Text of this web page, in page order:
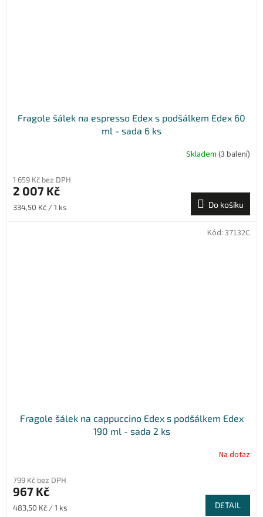
Fragole šálek na espresso Edex s podšálkem Edex 60
ml - sada 6 ks
Skladem (3 balení)
1 659 Kč bez DPH
2 007 Kč
Měrná
334,50 Kč / 1 ks Do košíku
Fragole šálek na cappuccino Edex s podšálkem Edex
190 ml - sada 2 ks
Na dotaz
799 Kč bez DPH
967 Kč
Měrná
483,50 Kč / 1 ks DETAIL
Kód: 37132C